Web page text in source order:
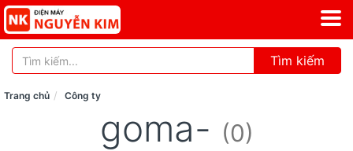
Tìm kiếm
Trang chủ Công ty
goma- (0)